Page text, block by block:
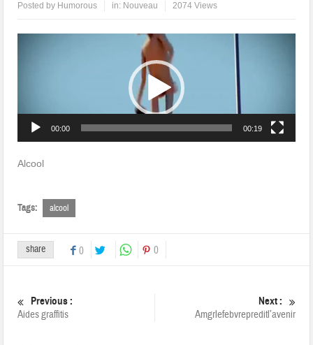
Posted by Humorous in: Nouveau 2074 Views
00:00 00:19
Alcool
Tags: alcool
share 0 0
Previous :
Aides graffitis
Next :
Amgrlefebvrepreditl’avenir